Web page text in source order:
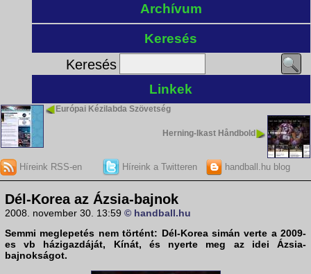
Archívum
Keresés
Keresés
Linkek
Európai Kézilabda Szövetség
Herning-Ikast Håndbold
Híreink RSS-en Híreink a Twitteren handball.hu blog
Dél-Korea az Ázsia-bajnok
2008. november 30. 13:59 © handball.hu
Semmi meglepetés nem történt: Dél-Koreasimán verte a 2009-
es vb házigazdáját, Kínát, és nyerte meg az ideiÁzsia-
bajnokságot.